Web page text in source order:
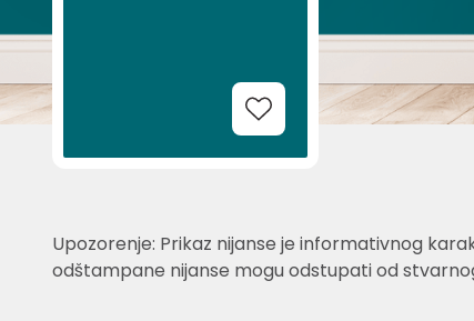
Add to Wishlist
Upozorenje: Prikaz nijanse je informativnog
odštampane nijanse mogu odstupati od